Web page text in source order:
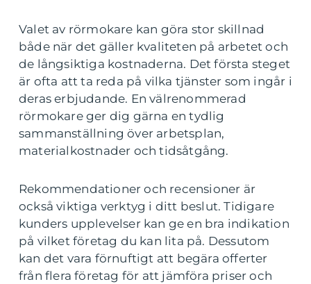
Valet av rörmokare kan göra stor skillnad
både när det gäller kvaliteten på arbetet och
de långsiktiga kostnaderna. Det första steget
är ofta att ta reda på vilka tjänster som ingår i
deras erbjudande. En välrenommerad
rörmokare ger dig gärna en tydlig
sammanställning över arbetsplan,
materialkostnader och tidsåtgång.
Rekommendationer och recensioner är
också viktiga verktyg i ditt beslut. Tidigare
kunders upplevelser kan ge en bra indikation
på vilket företag du kan lita på. Dessutom
kan det vara förnuftigt att begära offerter
från flera företag för att jämföra priser och